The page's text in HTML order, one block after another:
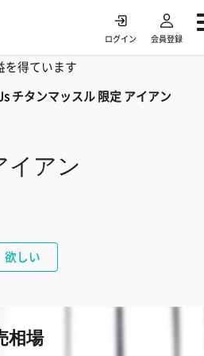
ログイン 会員登録
を得ています
チタンマッスル 限定 アイアン
イアン
欲しい
相場